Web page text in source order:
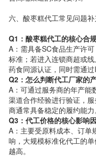
六、酸枣糕代工常见问题
Q1：酸枣糕代工的核心合
A：需具备SC食品生产许
标准；若进入连锁商超或
药食同源认证，同时需通
Q2：怎么判断代工厂家的
A：可通过服务商的年产能
渠道合作经验进行验证，
商通常具备稳定的履约能力
Q3：代工价格的核心影响
A：主要受原料成本、订单
响，大规模标准化代工的
越高。